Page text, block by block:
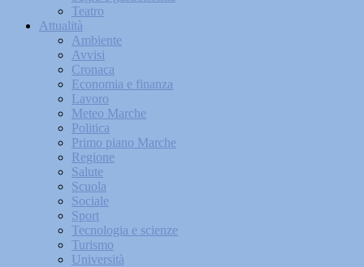
Teatro
Attualità
Ambiente
Avvisi
Cronaca
Economia e finanza
Lavoro
Meteo Marche
Politica
Primo piano Marche
Regione
Salute
Scuola
Sociale
Sport
Tecnologia e scienze
Turismo
Università